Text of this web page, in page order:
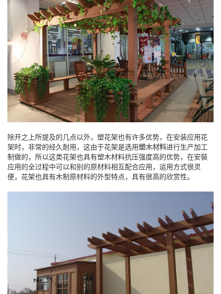
除开之上所提及的几点以外，塑花架也有许多优势，在安装应用花
架时，非常的经久耐用，这由于花架是选用塑木材料进行生产加工
制做的，所以这类花架也具有塑木材料抗压强度高的优势，在安裝
应用的全过程中可以和别的原材料相互配合应用，运用方式很灵
便，花架也具有木制原材料的外型特点，具有很高的欣赏性。